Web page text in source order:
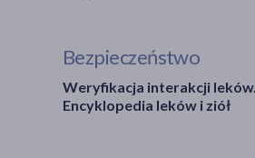
Bezpieczeństwo
Weryfikacja interakcji leków.
Encyklopedia leków i ziół